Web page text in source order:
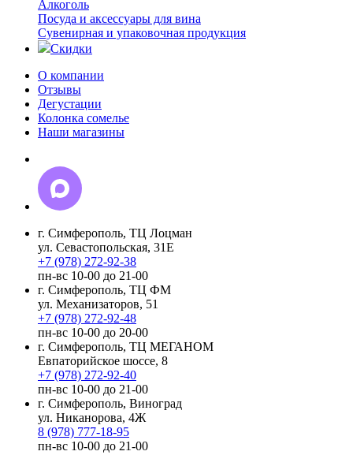
Алкоголь
Посуда и аксессуары для вина
Сувенирная и упаковочная продукция
Скидки
О компании
Отзывы
Дегустации
Колонка сомелье
Наши магазины
г. Симферополь, ТЦ Лоцман
ул. Севастопольская, 31Е
+7 (978) 272-92-38
пн-вс 10-00 до 21-00
г. Симферополь, ТЦ ФМ
ул. Механизаторов, 51
+7 (978) 272-92-48
пн-вс 10-00 до 20-00
г. Симферополь, ТЦ МЕГАНОМ
Евпаторийское шоссе, 8
+7 (978) 272-92-40
пн-вс 10-00 до 21-00
г. Симферополь, Виноград
ул. Никанорова, 4Ж
8 (978) 777-18-95
пн-вс 10-00 до 21-00